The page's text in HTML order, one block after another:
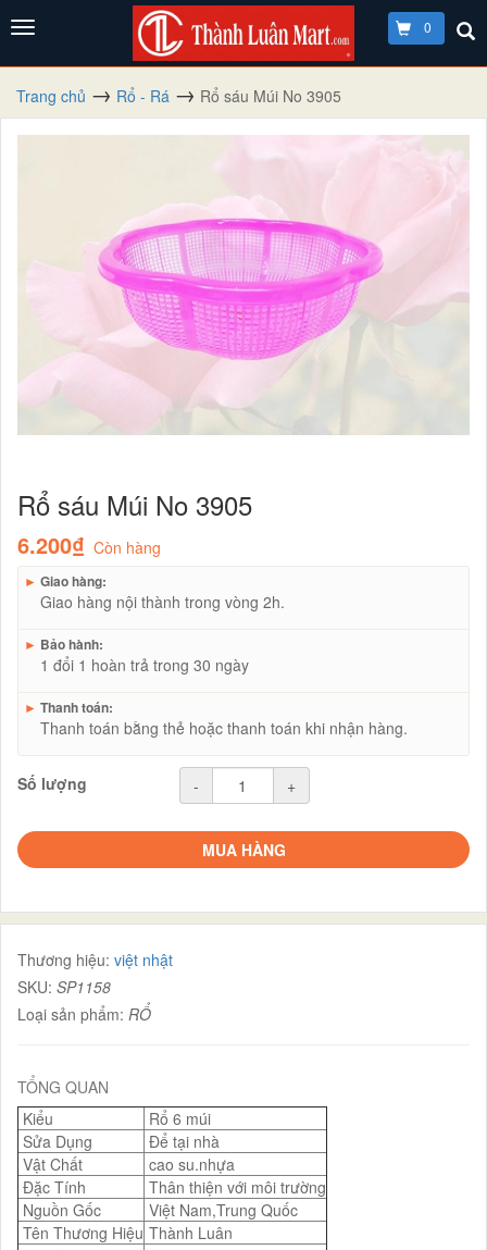
0
Trang chủ Rổ - Rá Rổ sáu Múi No 3905
Rổ sáu Múi No 3905
6.200₫ Còn hàng
► Giao hàng:
Giao hàng nội thành trong vòng 2h.
► Bảo hành:
1 đổi 1 hoàn trả trong 30 ngày
► Thanh toán:
Thanh toán bằng thẻ hoặc thanh toán khi nhận hàng.
Số lượng - +
MUA HÀNG
Thương hiệu: việt nhật
SKU: SP1158
Loại sản phẩm: RỔ
TỔNG QUAN
Kiểu
Rổ 6 múi
Sửa Dụng
Để tại nhà
Vật Chất
cao su.nhựa
Đặc Tính
Thân thiện với môi trường
Nguồn Gốc
Việt Nam,Trung Quốc
Tên Thương Hiệu Thành Luân